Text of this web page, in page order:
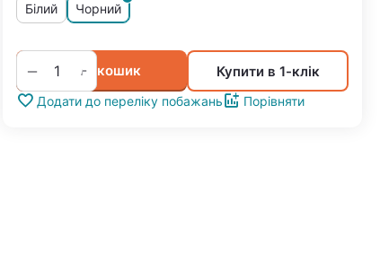
Білий
Чорний
+
− У кошик Купити в 1-клік
Додати до переліку побажань Порівняти